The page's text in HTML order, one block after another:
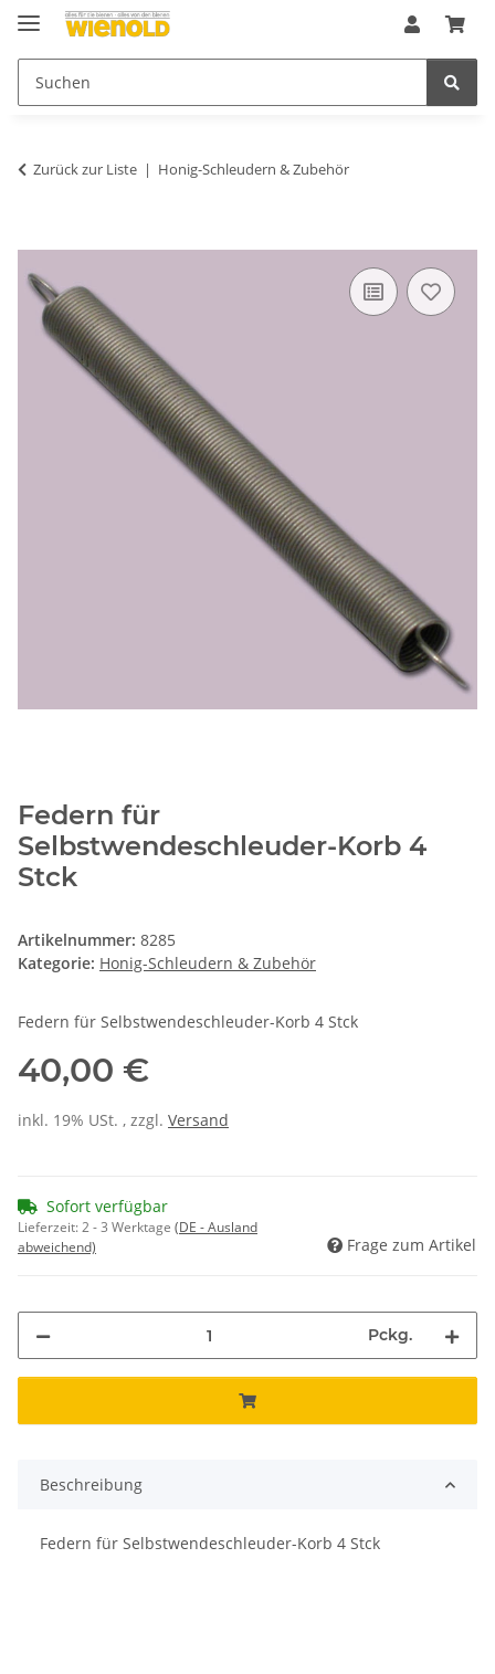
Zurück zur Liste Honig-Schleudern & Zubehör
Federn für
Selbstwendeschleuder-Korb 4
Stck
Artikelnummer: 8285
Kategorie: Honig-Schleudern & Zubehör
Federn für Selbstwendeschleuder-Korb 4 Stck
40,00 €
inkl. 19% USt. , zzgl. Versand
Sofort verfügbar
Lieferzeit:2 - 3 Werktage (DE - Ausland
abweichend)
Frage zum Artikel
Pckg.
Beschreibung
Federn für Selbstwendeschleuder-Korb 4 Stck